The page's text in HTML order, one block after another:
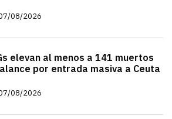
08/2026
elevan al menos a 141 muertos
por entrada masiva a Ceuta
08/2026